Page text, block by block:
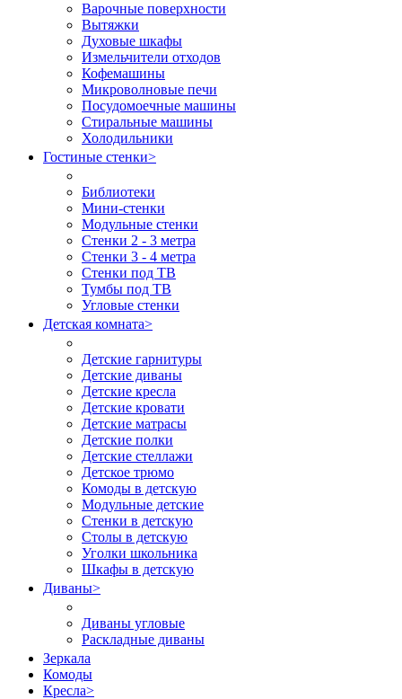
Варочные поверхности
Вытяжки
Духовые шкафы
Измельчители отходов
Кофемашины
Микроволновые печи
Посудомоечные машины
Стиральные машины
Холодильники
Гостиные стенки>
Библиотеки
Мини-стенки
Модульные стенки
Стенки 2 - 3 метра
Стенки 3 - 4 метра
Стенки под ТВ
Тумбы под ТВ
Угловые стенки
Детская комната>
Детские гарнитуры
Детские диваны
Детские кресла
Детские кровати
Детские матрасы
Детские полки
Детские стеллажи
Детское трюмо
Комоды в детскую
Модульные детские
Стенки в детскую
Столы в детскую
Уголки школьника
Шкафы в детскую
Диваны>
Диваны угловые
Раскладные диваны
Зеркала
Комоды
Кресла>